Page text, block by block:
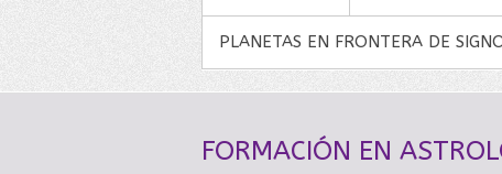
PLANETAS EN FRONTERA DE
FORMACIÓN EN